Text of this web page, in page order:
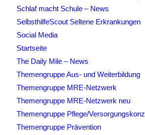
Schlaf macht Schule – News
SelbsthilfeScout Seltene Erkrankungen
Social Media
Startseite
The Daily Mile – News
Themengruppe Aus- und Weiterbildung
Themengruppe MRE-Netzwerk
Themengruppe MRE-Netzwerk neu
Themengruppe Pflege/
Themengruppe Prävention